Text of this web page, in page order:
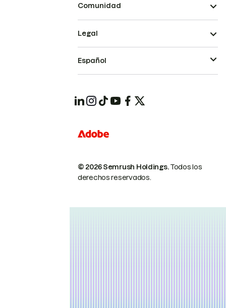
Comunidad
© 2026 Semrush Holdings.Todos los
derechos reservados.
Legal
Español